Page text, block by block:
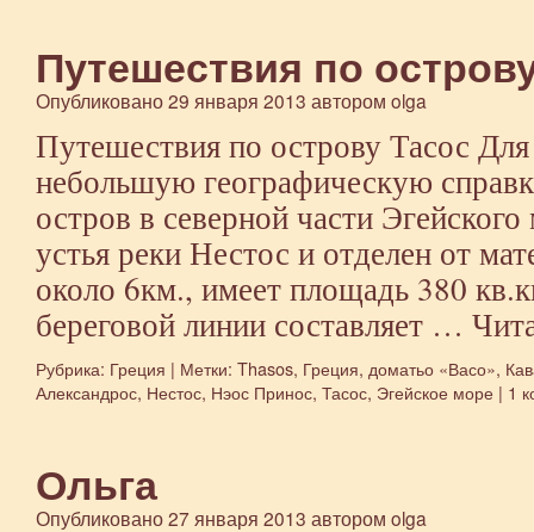
Путешествия по
Опубликовано29 января 2013 автором olga
Путешествия по острову Тасос
небольшую географическую
остров в северной части
устья реки Нестос и отделен от
около 6км., имеет площадь 380
береговой линии составляет …
Рубрика: Греция | Метки: Thasos, Греция, доматьо «Васо»,
Александрос, Нестос, Нэос Принос, Тасос, Эгейское море | 1
Ольга
Опубликовано27 января 2013 автором olga